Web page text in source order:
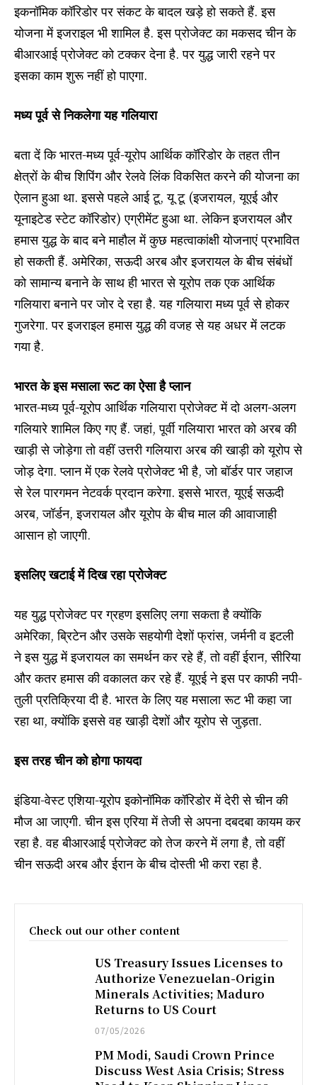
इकनॉमिक कॉरिडोर पर संकट के बादल खड़े हो सकते हैं. इस
योजना में इजराइल भी शामिल है. इस प्रोजेक्ट का मकसद चीन के
बीआरआई प्रोजेक्ट को टक्‍कर देना है. पर युद्ध जारी रहने पर
इसका काम शुरू नहीं हो पाएगा.
मध्य पूर्व से निकलेगा यह गलियारा
बता दें कि भारत-मध्य पूर्व-यूरोप आर्थिक कॉरिडोर के तहत तीन
क्षेत्रों के बीच शिपिंग और रेलवे लिंक विकसित करने की योजना का
ऐलान हुआ था. इससे पहले आई टू, यू टू (इजरायल, यूएई और
यूनाइटेड स्टेट कॉरिडोर) एग्रीमेंट हुआ था. लेकिन इजरायल और
हमास युद्ध के बाद बने माहौल में कुछ महत्वाकांक्षी योजनाएं प्रभावित
हो सकती हैं. अमेरिका, सऊदी अरब और इजरायल के बीच संबंधों
को सामान्य बनाने के साथ ही भारत से यूरोप तक एक आर्थिक
गलियारा बनाने पर जोर दे रहा है. यह गलियारा मध्य पूर्व से होकर
गुजरेगा. पर इजराइल हमास युद्ध की वजह से यह अधर में लटक
गया है.
भारत के इस मसाला रूट का ऐसा है प्‍लान
भारत-मध्य पूर्व-यूरोप आर्थिक गलियारा प्रोजेक्ट में दो अलग-अलग
गलियारे शामिल किए गए हैं. जहां, पूर्वी गलियारा भारत को अरब की
खाड़ी से जोड़ेगा तो वहीं उत्तरी गलियारा अरब की खाड़ी को यूरोप से
जोड़ देगा. प्लान में एक रेलवे प्रोजेक्ट भी है, जो बॉर्डर पार जहाज
से रेल पारगमन नेटवर्क प्रदान करेगा. इससे भारत, यूएई सऊदी
अरब, जॉर्डन, इजरायल और यूरोप के बीच माल की आवाजाही
आसान हो जाएगी.
इसलिए खटाई में दिख रहा प्रोजेक्ट
यह युद्ध प्रोजेक्ट पर ग्रहण इसलिए लगा सकता है क्योंकि
अमेरिका, ब्रिटेन और उसके सहयोगी देशों फ्रांस, जर्मनी व इटली
ने इस युद्ध में इजरायल का समर्थन कर रहे हैं, तो वहीं ईरान, सीरिया
और कतर हमास की वकालत कर रहे हैं. यूएई ने इस पर काफी नपी-
तुली प्रतिक्रिया दी है. भारत के लिए यह मसाला रूट भी कहा जा
रहा था, क्योंकि इससे वह खाड़ी देशों और यूरोप से जुड़ता.
इस तरह चीन को होगा फायदा
इंडिया-वेस्ट एशिया-यूरोप इकोनॉमिक कॉरिडोर में देरी से चीन की
मौज आ जाएगी. चीन इस एरिया में तेजी से अपना दबदबा कायम कर
रहा है. वह बीआरआई प्रोजेक्ट को तेज करने में लगा है, तो वहीं
चीन सऊदी अरब और ईरान के बीच दोस्‍ती भी करा रहा है.
Check out our other content
US Treasury Issues Licenses to
Authorize Venezuelan-Origin
Minerals Activities; Maduro
Returns to US Court
07/05/2026
PM Modi, Saudi Crown Prince
Discuss West Asia Crisis; Stress